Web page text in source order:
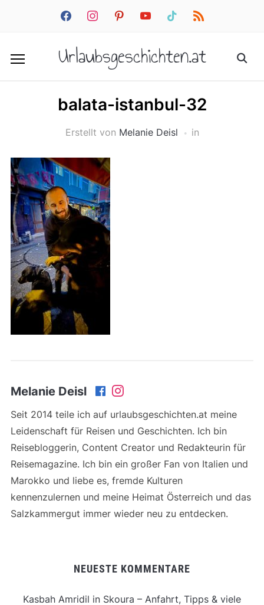
facebookinstagrampinterestyoutube tiktok rss
Urlaubsgeschichten.at
balata-istanbul-32
Erstellt von Melanie Deisl in
Melanie Deisl
Seit 2014 teile ich auf urlaubsgeschichten.at meine
Leidenschaft für Reisen und Geschichten. Ich bin
Reisebloggerin, Content Creator und Redakteurin für
Reisemagazine. Ich bin ein großer Fan von Italien und
Marokko und liebe es, fremde Kulturen
kennenzulernen und meine Heimat Österreich und das
Salzkammergut immer wieder neu zu entdecken.
NEUESTE KOMMENTARE
Kasbah Amridil in Skoura – Anfahrt, Tipps & viele